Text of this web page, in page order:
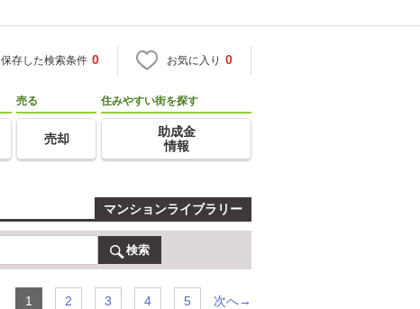
保存した検索条件 0 お気に入り 0
売る
売却
住みやすい街を探す
助成金
情報
マンションライブラリー
検索
1 2 3 4 5 次へ→